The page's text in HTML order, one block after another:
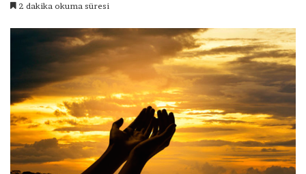
-
o
s
t
a
g
ö
2 dakika okuma süresi